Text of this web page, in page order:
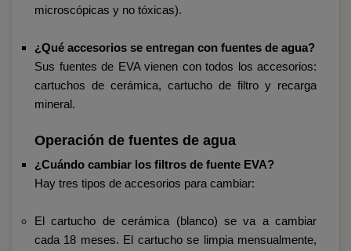
microscópicas y no tóxicas).
¿Qué accesorios se entregan con fuentes de agua?
Sus fuentes de EVA vienen con todos los accesorios:
cartuchos de cerámica, cartucho de filtro y recarga
mineral.
Operación de fuentes de agua
¿Cuándo cambiar los filtros de fuente EVA?
Hay tres tipos de accesorios para cambiar:
El cartucho de cerámica (blanco) se va a cambiar
cada 18 meses. El cartucho se limpia mensualmente,